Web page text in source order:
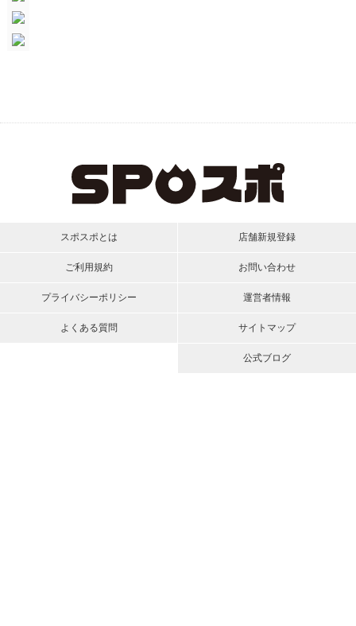
スポスポとは
ご利用規約
プライバシーポリシー
よくある質問
店舗新規登録
お問い合わせ
運営者情報
サイトマップ
公式ブログ